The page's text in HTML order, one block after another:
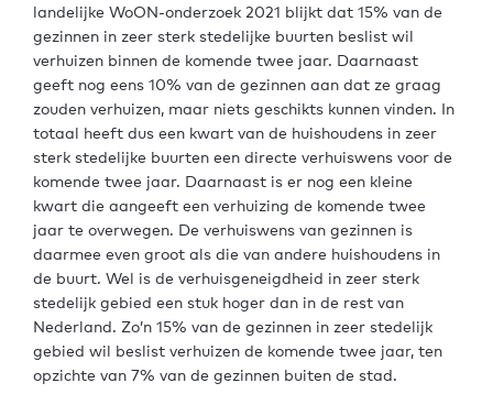
landelijke WoON-onderzoek 2021 blijkt dat 15% van de
gezinnen in zeer sterk stedelijke buurten beslist wil
verhuizen binnen de komende twee jaar. Daarnaast
geeft nog eens 10% van de gezinnen aan dat ze graag
zouden verhuizen, maar niets geschikts kunnen vinden. In
totaal heeft dus een kwart van de huishoudens in zeer
sterk stedelijke buurten een directe verhuiswens voor de
komende twee jaar. Daarnaast is er nog een kleine
kwart die aangeeft een verhuizing de komende twee
jaar te overwegen. De verhuiswens van gezinnen is
daarmee even groot als die van andere huishoudens in
de buurt. Wel is de verhuisgeneigdheid in zeer sterk
stedelijk gebied een stuk hoger dan in de rest van
Nederland. Zo’n 15% van de gezinnen in zeer stedelijk
gebied wil beslist verhuizen de komende twee jaar, ten
opzichte van 7% van de gezinnen buiten de stad.